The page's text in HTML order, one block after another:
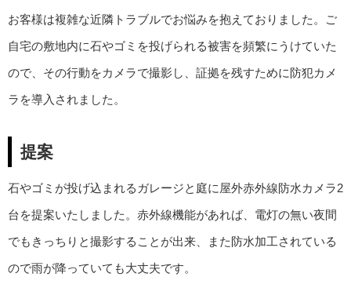
お客様は複雑な近隣トラブルでお悩みを抱えておりました。ご
自宅の敷地内に石やゴミを投げられる被害を頻繁にうけていた
ので、その行動をカメラで撮影し、証拠を残すために防犯カメ
ラを導入されました。
提案
石やゴミが投げ込まれるガレージと庭に屋外赤外線防水カメラ2
台を提案いたしました。赤外線機能があれば、電灯の無い夜間
でもきっちりと撮影することが出来、また防水加工されている
ので雨が降っていても大丈夫です。